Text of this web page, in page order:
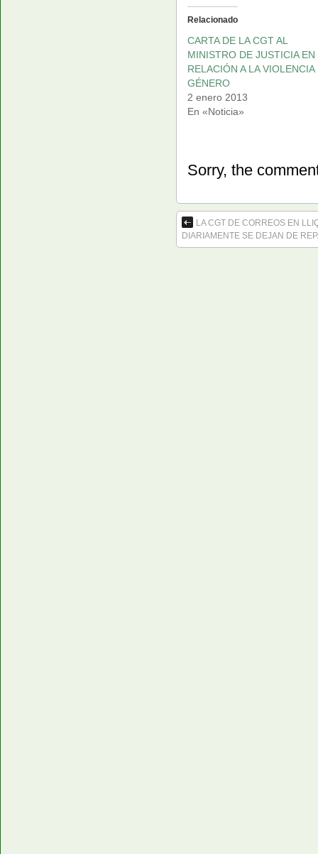
Relacionado
CARTA DE LA CGT AL
MINISTRO DE JUSTICIA EN
RELACIÓN A LA VIOLENCIA
GÉNERO
2 enero 2013
En «Noticia»
Sorry, the
LA CGT DE CORREOS EN
DIARIAMENTE SE DEJAN DE